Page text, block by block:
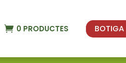
0 PRODUCTES BOTIGA